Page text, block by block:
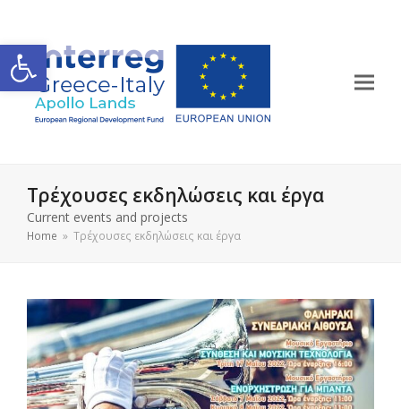
Ανοίξτε τη γραμμή εργαλείων
Τρέχουσες εκδηλώσεις και έργα
Current events and projects
Home » Τρέχουσες εκδηλώσεις και έργα